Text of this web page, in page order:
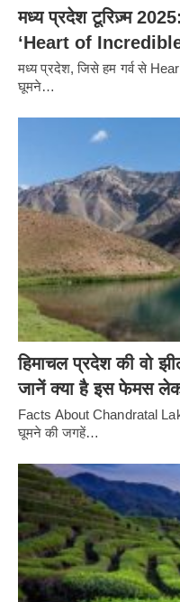
मध्य प्रदेश टूरिज़्म
‘Heart of
मध्य प्रदेश, जिसे हम गर्व से
घूमने…
हिमाचल प्रदेश की वो
जानें क्या है इस फेमस
Facts About Chandratal
घूमने की जगहें…